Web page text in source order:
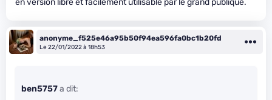
en version libre et facilement utilisable par le grand publique.
anonyme_f525e46a95b50f94ea596fa0bc1b20fd
Le 22/01/2022 à 18h53
ben5757a dit: